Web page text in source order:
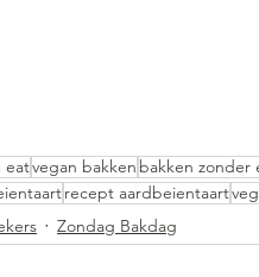
eatvegan bakken bakken zonder
recept aardbeientaart
Zondag Bakdag